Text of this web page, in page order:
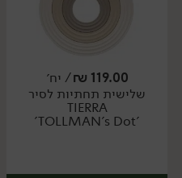
יח׳
119.00
₪/ יח׳
שלישית תחתיות לסיר
TIERRA
'TOLLMAN's Dot'